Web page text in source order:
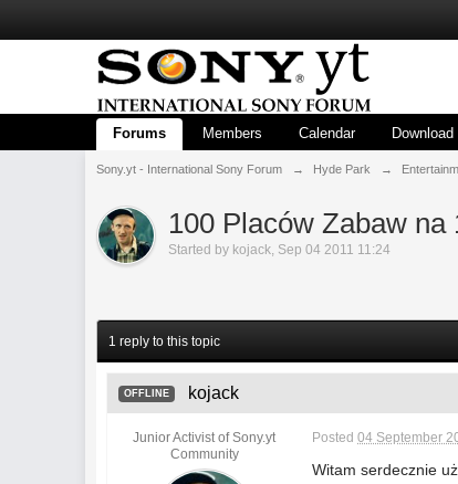
Forums Members Calendar Download
Sony.yt - International Sony Forum → Hyde Park →
100 Placów Zabaw na
Started by kojack, Sep 04 2011 11:24
1 reply to this topic
OFFLINE kojack
Junior Activist of Sony.yt
Community
Posted04 September
Witam serdecznie